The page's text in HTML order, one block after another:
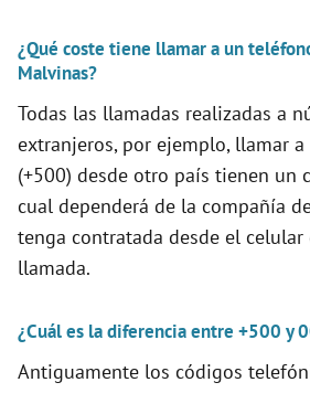
e
o
¿Qué coste tiene llamar a un
Malvinas?
Todas las llamadas realizadas a
extranjeros, por ejemplo, llamar
(+500) desde otro país tienen un
cual dependerá de la compañía
tenga contratada desde el celular
llamada.
¿Cuál es la diferencia entre +500 y
Antiguamente los códigos